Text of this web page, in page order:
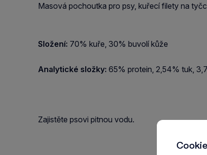
Masová pochoutka pro psy, kuřecí filety na
Složení: 70% kuře, 30% buvolí kůže
Analytické složky: 65% protein, 2,54% tuk,
Zajistěte psovi pitnou vodu.